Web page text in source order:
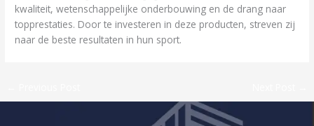
kwaliteit, wetenschappelijke onderbouwing en de drang naar
topprestaties. Door te investeren in deze producten, streven zij
naar de beste resultaten in hun sport.